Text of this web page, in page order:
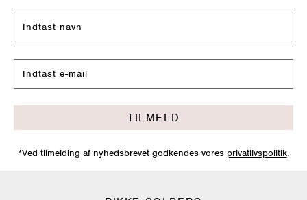
TILMELD
*Ved tilmelding af nyhedsbrevet godkendes vores privatlivspolitik.